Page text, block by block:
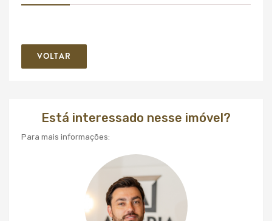
VOLTAR
Está interessado nesse imóvel?
Para mais informações: